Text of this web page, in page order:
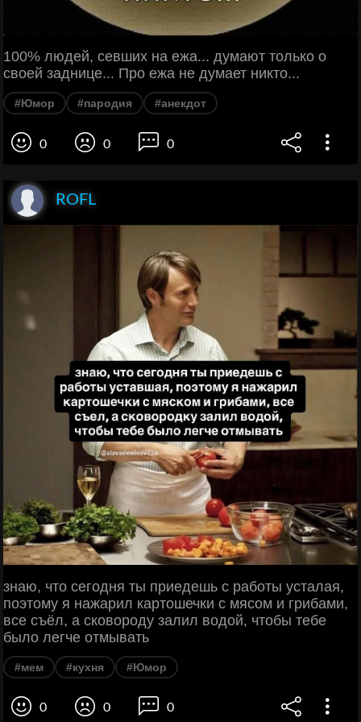
100% людей, севших на ежа... думают только о
своей заднице... Про ежа не думает никто...
#Юмор #пародия #анекдот
0 0 0
ROFL
знаю, что сегодня ты приедешь с работы усталая,
поэтому я нажарил картошечки с мясом и грибами,
все съёл, а сковороду залил водой, чтобы тебе
было легче отмывать
#мем #кухня #Юмор
0 0 0